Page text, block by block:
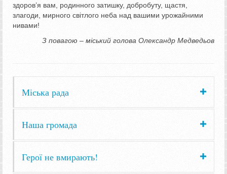
здоров’я вам, родинного затишку, добробуту, щастя,
злагоди, мирного світлого неба над вашими урожайними
нивами!
З повагою – міський голова Олександр Медведьов
Міська рада
Наша громада
Герої не вмирають!